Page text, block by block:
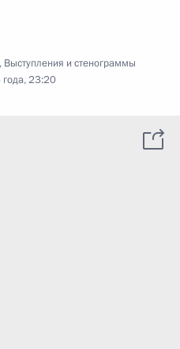
, Выступления и стенограммы
23:20